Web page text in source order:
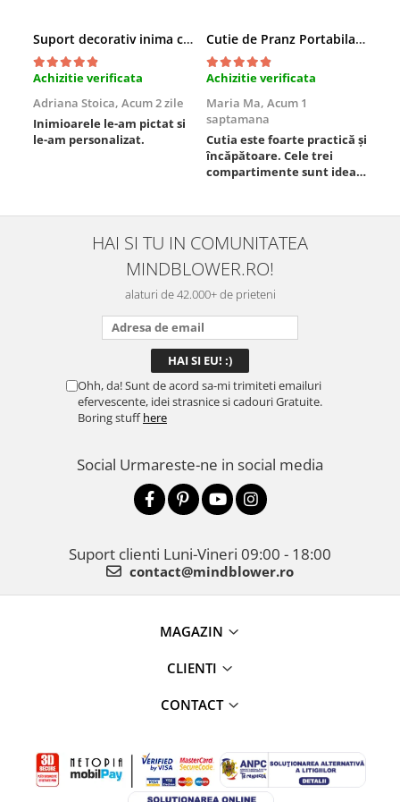
Suport decorativ inima cu mesaje, Cadou cu suflet
Achizitie verificata
Adriana Stoica, Acum 2 zile
Inimioarele le-am pictat si
le-am personalizat.
Cutie de Pranz Portabila cu Compartimente
Achizitie verificata
Maria Ma, Acum 1
saptamana
Cutia este foarte practică și
încăpătoare. Cele trei
compartimente sunt ideale
este sigură, fără scurgeri. O
folosesc aproape zilnic la
serviciu și sunt foarte
mulțumită.
HAI SI TU IN COMUNITATEA
MINDBLOWER.RO!
alaturi de 42.000+ de prieteni
Ohh, da! Sunt de acord sa-mi trimiteti emailuri
efervescente, idei strasnice si cadouri Gratuite.
Boring stuffhere
Social Urmareste-ne in social media
Suport clienti Luni-Vineri 09:00 - 18:00
contact@mindblower.ro
MAGAZIN
CLIENTI
CONTACT